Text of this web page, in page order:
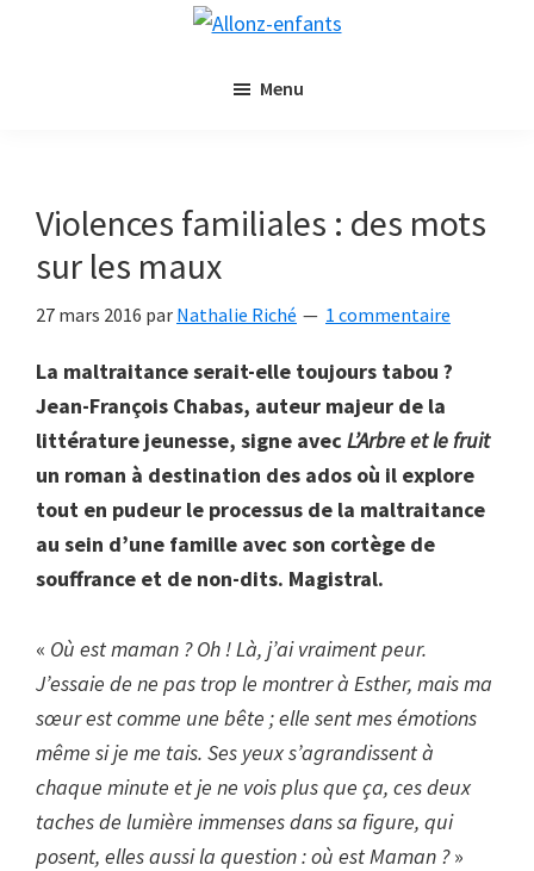
de
Nathalie
Menu
Violences familiales : des mots
sur les maux
27 mars 2016 par Nathalie Riché 1 commentaire
La maltraitance serait-elle toujours tabou ?
Jean-François Chabas, auteur majeur de la
littérature jeunesse, signe avecL’Arbre et le fruit
un roman à destination des ados où il explore
tout en pudeur le processus de la maltraitance
au sein d’une famille avec son cortège de
souffrance et de non-dits. Magistral.
« Où est maman ? Oh ! Là, j’ai vraiment peur.
J’essaie de ne pas trop le montrer à Esther, mais ma
sœur est comme une bête ; elle sent mes émotions
même si je me tais. Ses yeux s’agrandissent à
chaque minute et je ne vois plus que ça, ces deux
taches de lumière immenses dans sa figure, qui
posent, elles aussi la question : où est Maman ?»